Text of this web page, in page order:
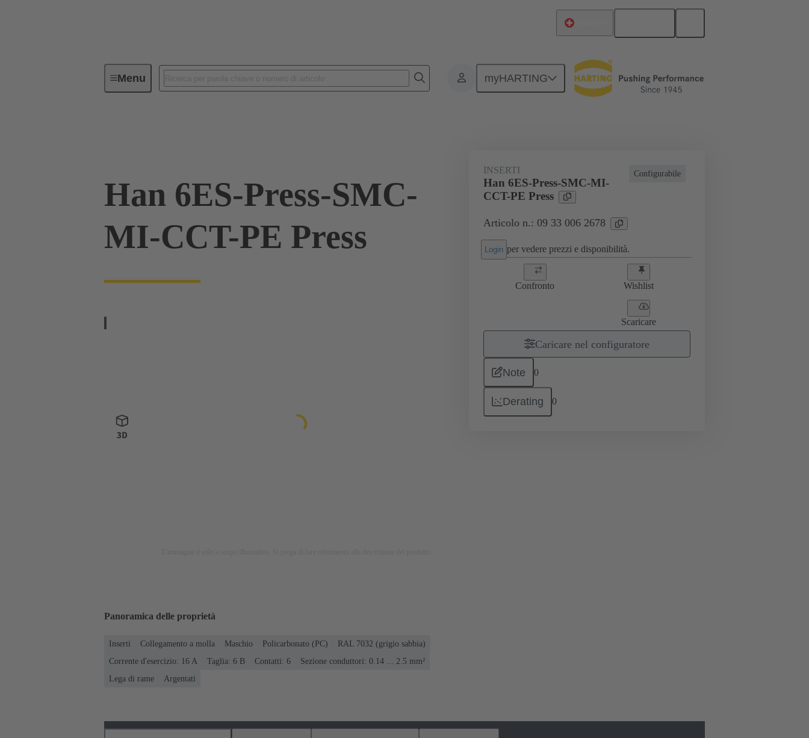
Menu myHARTING
Connettori Industriali / Han® Inserti monoblocco Per applicazioni industriali Correnti fino a 16 A
Han 6ES-Press-SMC-
MI-CCT-PE Press
Configurabile
INSERTI
Han 6ES-Press-SMC-MI-
CCT-PE Press
Articolo n.: 09 33 006 2678
Login per vedere prezzi e disponibilità.
Confronto Wishlist
Scaricare
Caricare nel configuratore
Note 0
Derating 0
Panoramica delle proprietà
Inserti Collegamento a molla Maschio Policarbonato (PC)
RAL 7032 (grigio sabbia)
Corrente d'esercizio: ‌16 A
Taglia: 6 B Contatti: 6
Sezione conduttori: 0.14 ... 2.5 mm²
Lega di rame
Argentati